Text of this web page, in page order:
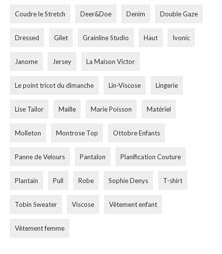
Coudre le Stretch Deer&Doe Denim Double Gaze
Dressed Gilet Grainline Studio Haut Ivonic
Janome Jersey La Maison Victor
Le point tricot du dimanche Lin-Viscose Lingerie
Lise Tailor Maille Marie Poisson Matériel
Molleton Montrose Top Ottobre Enfants
Panne de Velours Pantalon Planification Couture
Plantain Pull Robe Sophie Denys T-shirt
Tobin Sweater Viscose Vêtement enfant
Vêtement femme